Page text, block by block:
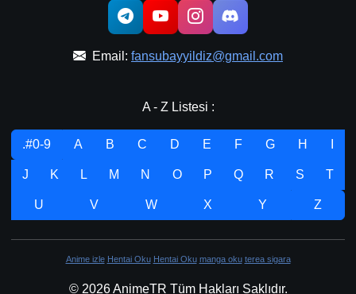
Email: fansubayyildiz@gmail.com
A - Z Listesi :
.#0-9 A B C D E F G H
J K L M N O P Q R S T
U V W X Y Z
Anime izle Hentai Oku Hentai Oku manga oku terea sigara
© 2026 AnimeTR Tüm Hakları Saklıdır.